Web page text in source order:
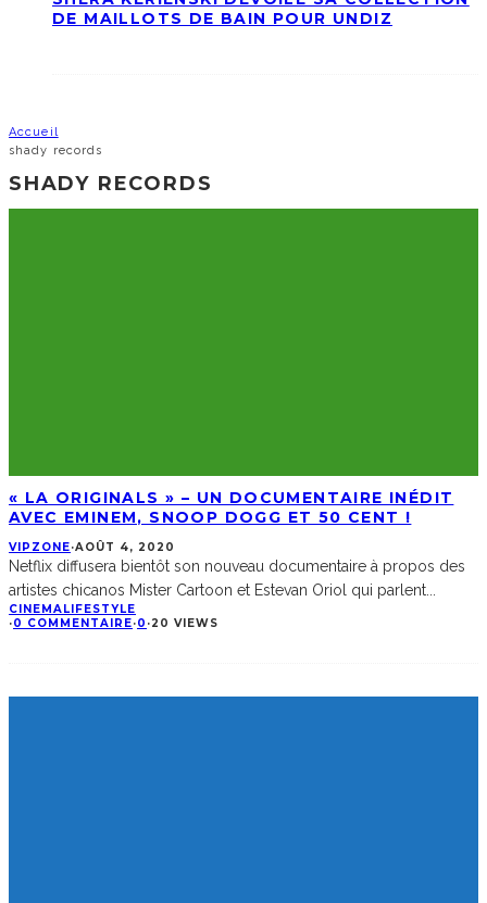
DE MAILLOTS DE BAIN POUR UNDIZ
Accueil
shady records
SHADY RECORDS
« LA ORIGINALS » – UN DOCUMENTAIRE INÉDIT
AVEC EMINEM, SNOOP DOGG ET 50 CENT !
VIPZONE·AOÛT 4, 2020
Netflix diffusera bientôt son nouveau documentaire à propos des
artistes chicanos Mister Cartoon et Estevan Oriol qui parlent
CINEMA LIFESTYLE
·0 COMMENTAIRE·0 ·20 VIEWS